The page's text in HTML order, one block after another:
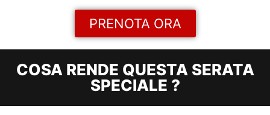
PRENOTA ORA
COSA RENDE QUESTA SERATA
SPECIALE ?